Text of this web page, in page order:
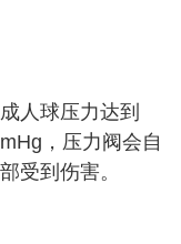
人球压力达到
，压力阀会自
受到伤害。